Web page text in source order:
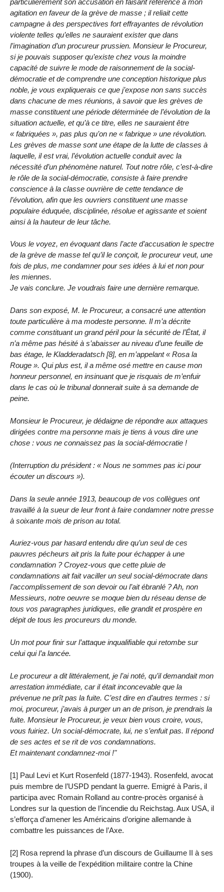
agitation en faveur de la grève de masse ; il reliait cette
campagne à des perspectives fort effrayantes de révolution
violente telles qu’elles ne sauraient exister que dans
l’imagination d’un procureur prussien. Monsieur le Procureur,
si je pouvais supposer qu’existe chez vous la moindre
capacité de suivre le mode de raisonnement de la social-
démocratie et de comprendre une conception historique plus
noble, je vous expliquerais ce que j’expose non sans succès
dans chacune de mes réunions, à savoir que les grèves de
masse constituent une période déterminée de l’évolution de la
situation actuelle, et qu’à ce titre, elles ne sauraient être
« fabriquées », pas plus qu’on ne « fabrique » une révolution.
Les grèves de masse sont une étape de la lutte de classes à
laquelle, il est vrai, l’évolution actuelle conduit avec la
nécessité d’un phénomène naturel. Tout notre rôle, c’est-à-dire
le rôle de la social-démocratie, consiste à faire prendre
conscience à la classe ouvrière de cette tendance de
l’évolution, afin que les ouvriers constituent une masse
populaire éduquée, disciplinée, résolue et agissante et soient
ainsi à la hauteur de leur tâche.
Vous le voyez, en évoquant dans l’acte d’accusation le spectre
de la grève de masse tel qu’il le conçoit, le procureur veut, une
fois de plus, me condamner pour ses idées à lui et non pour
les miennes.
Je vais conclure. Je voudrais faire une dernière remarque.
Dans son exposé, M. le Procureur, a consacré une attention
toute particulière à ma modeste personne. Il m’a décrite
comme constituant un grand péril pour la sécurité de l’État, il
n’a même pas hésité à s’abaisser au niveau d’une feuille de
bas étage, le Kladderadatsch [8], en m’appelant « Rosa la
Rouge ». Qui plus est, il a même osé mettre en cause mon
honneur personnel, en insinuant que je risquais de m’enfuir
dans le cas où le tribunal donnerait suite à sa demande de
peine.
Monsieur le Procureur, je dédaigne de répondre aux attaques
dirigées contre ma personne mais je tiens à vous dire une
chose : vous ne connaissez pas la social-démocratie !
(Interruption du président : « Nous ne sommes pas ici pour
écouter un discours »).
Dans la seule année 1913, beaucoup de vos collègues ont
travaillé à la sueur de leur front à faire condamner notre presse
à soixante mois de prison au total.
Auriez-vous par hasard entendu dire qu’un seul de ces
pauvres pécheurs ait pris la fuite pour échapper à une
condamnation ? Croyez-vous que cette pluie de
condamnations ait fait vaciller un seul social-démocrate dans
l’accomplissement de son devoir ou l’ait ébranlé ? Ah, non
Messieurs, notre oeuvre se moque bien du réseau dense de
tous vos paragraphes juridiques, elle grandit et prospère en
dépit de tous les procureurs du monde.
Un mot pour finir sur l’attaque inqualifiable qui retombe sur
celui qui l’a lancée.
Le procureur a dit littéralement, je l’ai noté, qu’il demandait mon
arrestation immédiate, car il était inconcevable que la
prévenue ne prît pas la fuite. C’est dire en d’autres termes : si
moi, procureur, j’avais à purger un an de prison, je prendrais la
fuite. Monsieur le Procureur, je veux bien vous croire, vous,
vous fuiriez. Un social-démocrate, lui, ne s’enfuit pas. Il répond
de ses actes et se rit de vos condamnations.
Et maintenant condamnez-moi !"
[1] Paul Levi et Kurt Rosenfeld (1877-1943). Rosenfeld, avocat
puis membre de l’USPD pendant la guerre. Emigré à Paris, il
participa avec Romain Rolland au contre-procès organisé à
Londres sur la question de l’incendie du Reichstag. Aux USA, il
s’efforça d’amener les Américains d’origine allemande à
combattre les puissances de l’Axe.
[2] Rosa reprend la phrase d’un discours de Guillaume II à ses
troupes à la veille de l’expédition militaire contre la Chine
(1900).